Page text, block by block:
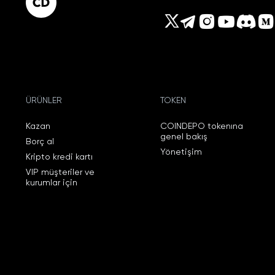
ÜRÜNLER
Kazan
Borç al
Kripto kredi kartı
VIP müşteriler ve
kurumlar için
TOKEN
COINDEPO tokenına
genel bakış
Yönetişim